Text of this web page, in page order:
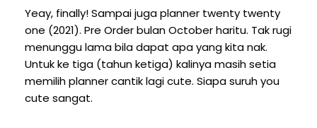
Yeay, finally! Sampai juga planner twenty twenty
one (2021). Pre Order bulan October haritu. Tak rugi
menunggu lama bila dapat apa yang kita nak.
Untuk ke tiga (tahun ketiga) kalinya masih setia
memilih planner cantik lagi cute. Siapa suruh you
cute sangat.